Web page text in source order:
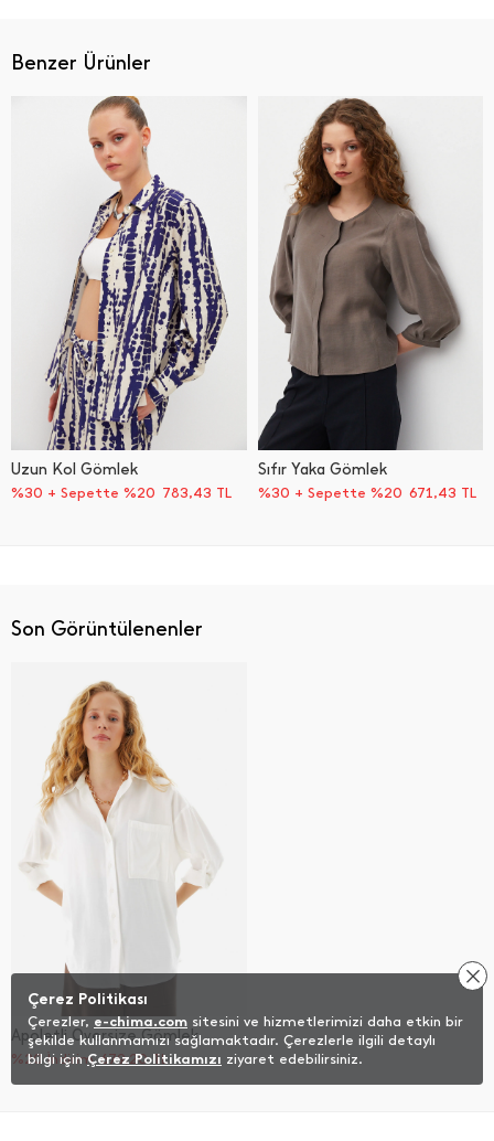
Benzer Ürünler
Uzun Kol Gömlek
%30 + Sepette %20 783,43 TL
Sıfır Yaka Gömlek
%30 + Sepette %20 671,43 TL
Son Görüntülenenler
Apoletli Oversize Gömlek
%20 İndirim 679,20TL
Çerez Politikası
Çerezler,e-chima.com sitesini ve hizmetlerimizi daha etkin bir
şekilde kullanmamızı sağlamaktadır. Çerezlerle ilgili detaylı
bilgi içinÇerez Politikamızı ziyaret edebilirsiniz.